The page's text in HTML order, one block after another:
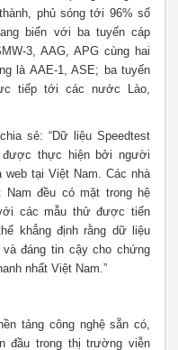
phủ sóng tới 96% số
biển với ba tuyến cáp
3, AAG, APG cùng hai
là AAE-1, ASE; ba tuyến
tiếp tới các nước Lào,
sẻ: “Dữ liệu Speedtest
thực hiện bởi người
web tại Việt Nam. Các nhà
đều có mặt trong hệ
các mẫu thử được tiến
khẳng định rằng dữ liệu
và đáng tin cậy cho chứng
nhất Việt Nam.”
tảng công nghệ sẵn có,
đầu trong thị trường viễn